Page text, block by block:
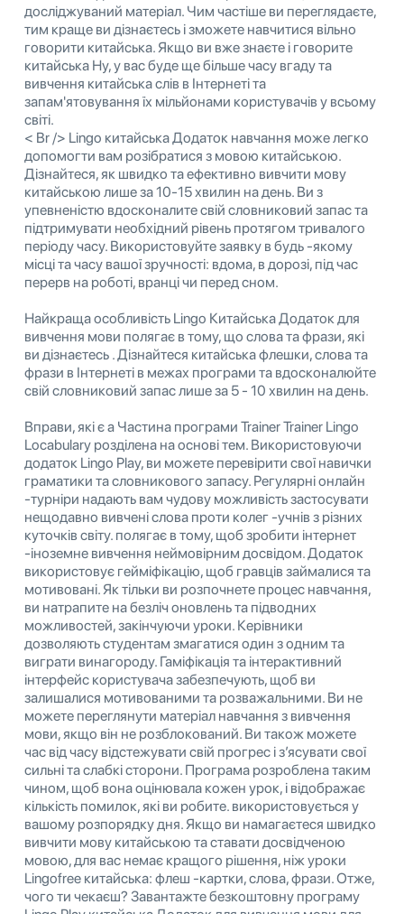
досліджуваний матеріал. Чим частіше ви переглядаєте,
тим краще ви дізнаєтесь і зможете навчитися вільно
говорити китайська. Якщо ви вже знаєте і говорите
китайська Ну, у вас буде ще більше часу вгаду та
вивчення китайська слів в Інтернеті та
запам'ятовування їх мільйонами користувачів у всьому
світі.
< Br /> Lingo китайська Додаток навчання може легко
допомогти вам розібратися з мовою китайською.
Дізнайтеся, як швидко та ефективно вивчити мову
китайською лише за 10-15 хвилин на день. Ви з
упевненістю вдосконалите свій словниковий запас та
підтримувати необхідний рівень протягом тривалого
періоду часу. Використовуйте заявку в будь -якому
місці та часу вашої зручності: вдома, в дорозі, під час
перерв на роботі, вранці чи перед сном.
Найкраща особливість Lingo Китайська Додаток для
вивчення мови полягає в тому, що слова та фрази, які
ви дізнаєтесь . Дізнайтеся китайська флешки, слова та
фрази в Інтернеті в межах програми та вдосконалюйте
свій словниковий запас лише за 5 - 10 хвилин на день.
Вправи, які є a Частина програми Trainer Trainer Lingo
Locabulary розділена на основі тем. Використовуючи
додаток Lingo Play, ви можете перевірити свої навички
граматики та словникового запасу. Регулярні онлайн
-турніри надають вам чудову можливість застосувати
нещодавно вивчені слова проти колег -учнів з різних
куточків світу. полягає в тому, щоб зробити інтернет
-іноземне вивчення неймовірним досвідом. Додаток
використовує гейміфікацію, щоб гравців займалися та
мотивовані. Як тільки ви розпочнете процес навчання,
ви натрапите на безліч оновлень та підводних
можливостей, закінчуючи уроки. Керівники
дозволяють студентам змагатися один з одним та
виграти винагороду. Гаміфікація та інтерактивний
інтерфейс користувача забезпечують, щоб ви
залишалися мотивованими та розважальними. Ви не
можете переглянути матеріал навчання з вивчення
мови, якщо він не розблокований. Ви також можете
час від часу відстежувати свій прогрес і з’ясувати свої
сильні та слабкі сторони. Програма розроблена таким
чином, щоб вона оцінювала кожен урок, і відображає
кількість помилок, які ви робите. використовується у
вашому розпорядку дня. Якщо ви намагаєтеся швидко
вивчити мову китайською та ставати досвідченою
мовою, для вас немає кращого рішення, ніж уроки
Lingofree китайська: флеш -картки, слова, фрази. Отже,
чого ти чекаєш? Завантажте безкоштовну програму